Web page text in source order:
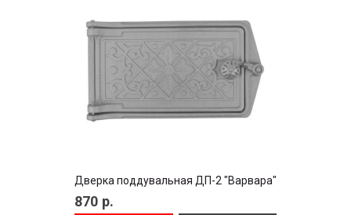
Дверка поддувальная ДП-2 "Варвара"
870 р.